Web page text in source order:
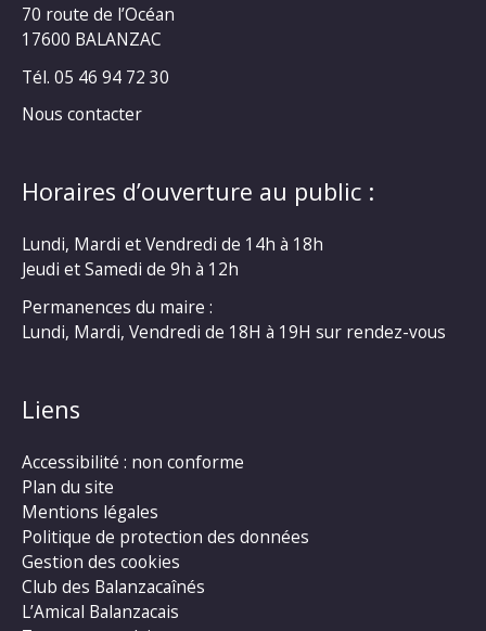
70 route de l’Océan
17600 BALANZAC
Tél. 05 46 94 72 30
Nous contacter
Horaires d’ouverture au public :
Lundi, Mardi et Vendredi de 14h à 18h
Jeudi et Samedi de 9h à 12h
Permanences du maire :
Lundi, Mardi, Vendredi de 18H à 19H sur rendez-vous
Liens
Accessibilité : non conforme
Plan du site
Mentions légales
Politique de protection des données
Gestion des cookies
Club des Balanzacaînés
L’Amical Balanzacais